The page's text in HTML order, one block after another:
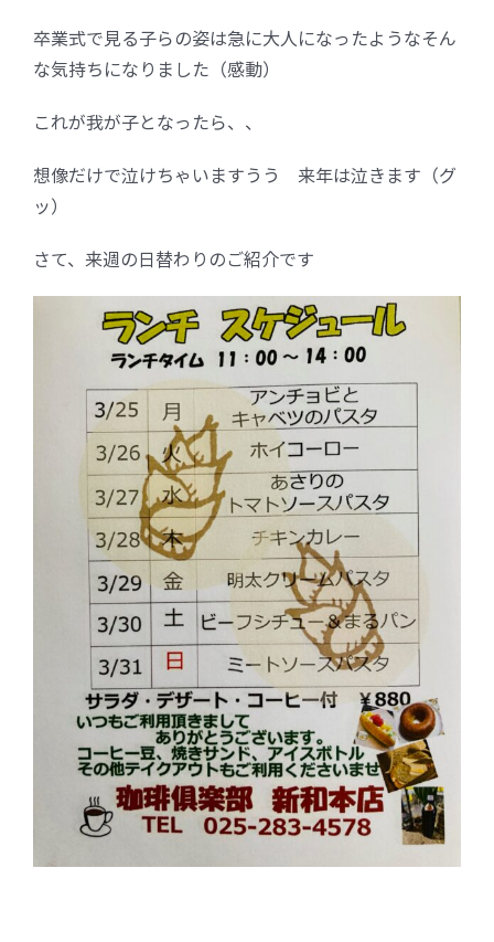
FC加盟店募集
卒業式で見る子らの姿は急に大人になったようなそん
な気持ちになりました（感動）
これが我が子となったら、、
想像だけで泣けちゃいますうう 来年は泣きます（グ
ッ）
さて、来週の日替わりのご紹介です